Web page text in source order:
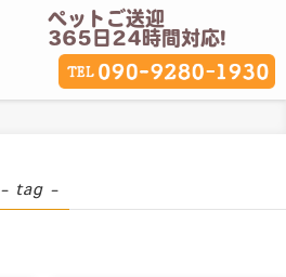
ペットご送迎
365日24時間対応!
– tag –